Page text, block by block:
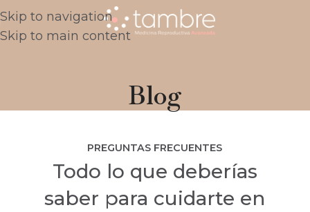
Skip to navigation
Skip to main content
Blog
PREGUNTAS FRECUENTES
Todo lo que deberías
saber para cuidarte en